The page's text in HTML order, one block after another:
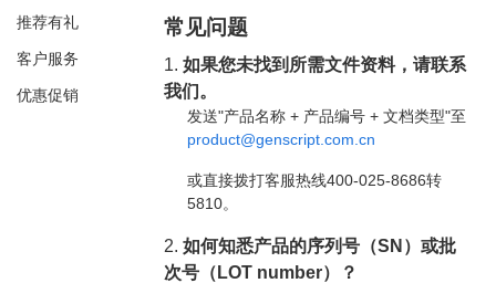
推荐有礼
客户服务
优惠促销
常见问题
1.如果您未找到所需文件资料，请联系
我们。
发送"产品名称 + 产品编号 + 文档类型"至
product@genscript.com.cn
或直接拨打客服热线400-025-8686转
5810。
2.如何知悉产品的序列号（SN）或批
次号（LOT number）？